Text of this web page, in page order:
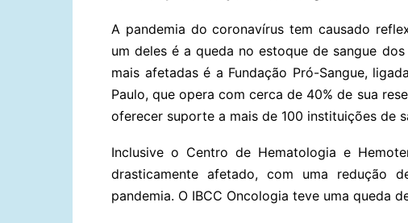
A pandemia do coronavírus tem causado
um deles é a queda no estoque de sangue
mais afetadas é a Fundação Pró-Sangue,
Paulo, que opera com cerca de 40% de sua
oferecer suporte a mais de 100 instituições de
Inclusive o Centro de Hematologia e
drasticamente afetado, com uma redução
pandemia. O IBCC Oncologia teve uma queda